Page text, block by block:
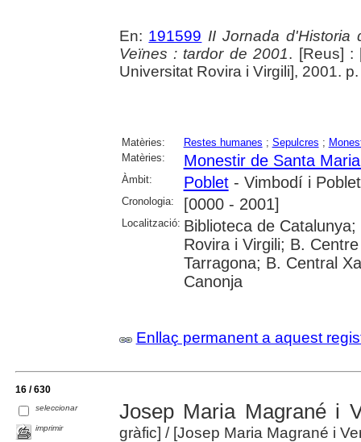
En: 191599 II Jornada d'Historia
Veïnes : tardor de 2001. [Reus] :
Universitat Rovira i Virgili], 2001.
Matèries: Restes humanes ; Sepulcres ;
Matèries:
Monestir de Santa
Àmbit: Poblet- Vimbodí i Poblet
Cronologia: [0000 - 2001]
Localització: Biblioteca de
Rovira i Virgili; B.
Tarragona; B. Central
Canonja
Enllaç permanent a aquest
16 / 630
seleccionar
imprimir
Josep Maria Magrané i
gràfic] / [Josep Maria Magrané i